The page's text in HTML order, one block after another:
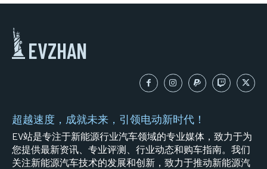
EVZHAN
超越速度，成就未来，引领电动新时代！
EV站是专注于新能源行业汽车领域的专业媒体，致力于为
您提供最新资讯、专业评测、行业动态和购车指南。我们
关注新能源汽车技术的发展和创新，致力于推动新能源汽